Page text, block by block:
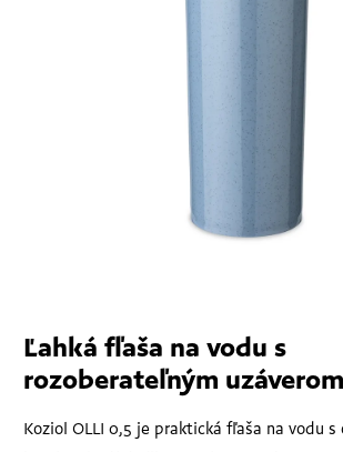
Ľahká fľaša na vodu s
rozoberateľným uzáverom
Koziol OLLI 0,5 je praktická fľaša na vodu